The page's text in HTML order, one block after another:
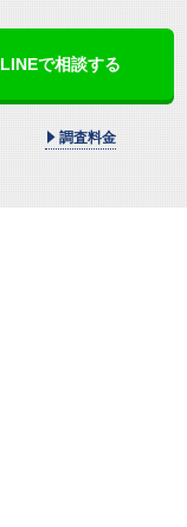
LINEで相談する
調査料金